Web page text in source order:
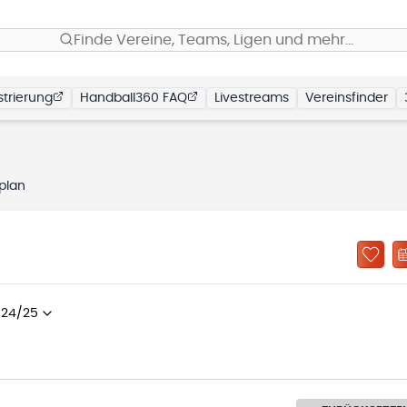
Finde Vereine, Teams, Ligen und mehr…
Handball360 FAQ Livestreams Vereinsfinder
25